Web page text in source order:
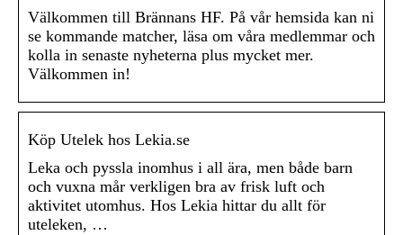
Välkommen till Brännans HF. På vår hemsida kan ni
se kommande matcher, läsa om våra medlemmar och
kolla in senaste nyheterna plus mycket mer.
Välkommen in!
Köp Utelek hos Lekia.se
Leka och pyssla inomhus i all ära, men både barn
och vuxna mår verkligen bra av frisk luft och
aktivitet utomhus. Hos Lekia hittar du allt för
uteleken, …